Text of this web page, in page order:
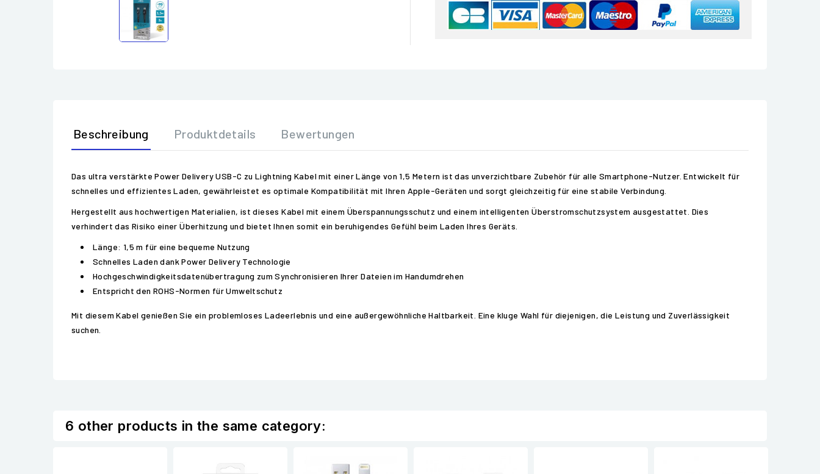
Beschreibung Produktdetails Bewertungen
Das ultra verstärkte Power Delivery USB-C zu Lightning Kabel mit einer Länge von 1,5 Metern ist das unverzichtbare Zubehör für alle Smartphone-Nutzer. Entwickelt für
schnelles und effizientes Laden, gewährleistet es optimale Kompatibilität mit Ihren Apple-Geräten und sorgt gleichzeitig für eine stabile Verbindung.
Hergestellt aus hochwertigen Materialien, ist dieses Kabel mit einem Überspannungsschutz und einem intelligenten Überstromschutzsystem ausgestattet. Dies
verhindert das Risiko einer Überhitzung und bietet Ihnen somit ein beruhigendes Gefühl beim Laden Ihres Geräts.
Länge: 1,5 m für eine bequeme Nutzung
Schnelles Laden dank Power Delivery Technologie
Hochgeschwindigkeitsdatenübertragung zum Synchronisieren Ihrer Dateien im Handumdrehen
Entspricht den ROHS-Normen für Umweltschutz
Mit diesem Kabel genießen Sie ein problemloses Ladeerlebnis und eine außergewöhnliche Haltbarkeit. Eine kluge Wahl für diejenigen, die Leistung und Zuverlässigkeit
suchen.
6 other products in the same category: